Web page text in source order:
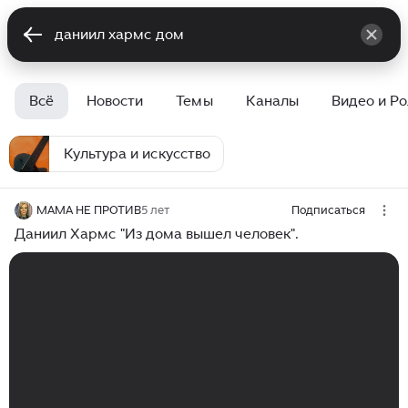
Всё Новости Темы Каналы Видео и
Культура и искусство
МАМА НЕ ПРОТИВ5 лет Подписаться
Даниил Хармс "Из дома вышел человек".